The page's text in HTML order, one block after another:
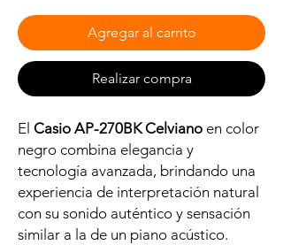
Agregar al carrito
Realizar compra
El Casio AP-270BK Celviano en color
negro combina elegancia y
tecnología avanzada, brindando una
experiencia de interpretación natural
con su sonido auténtico y sensación
similar a la de un piano acústico.